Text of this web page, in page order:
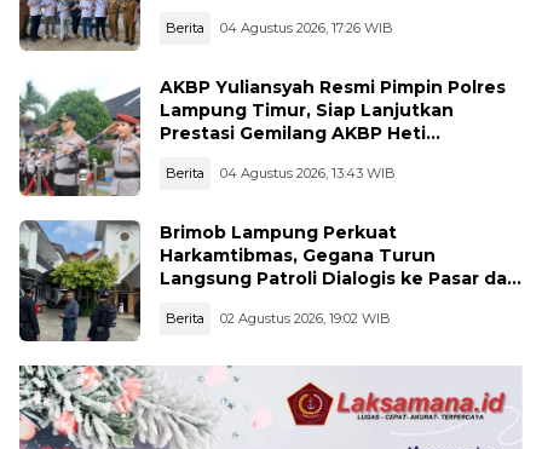
Berita 04 Agustus 2026, 17:26 WIB
AKBP Yuliansyah Resmi Pimpin Polres
Lampung Timur, Siap Lanjutkan
Prestasi Gemilang AKBP Heti
Berita 04 Agustus 2026, 13:43 WIB
Brimob Lampung Perkuat
Harkamtibmas, Gegana Turun
Langsung Patroli Dialogis ke Pasar dan
Berita 02 Agustus 2026, 19:02 WIB